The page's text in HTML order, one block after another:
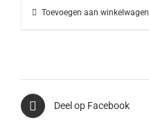
Toevoegen aan winkelwagen
Deel op Facebook